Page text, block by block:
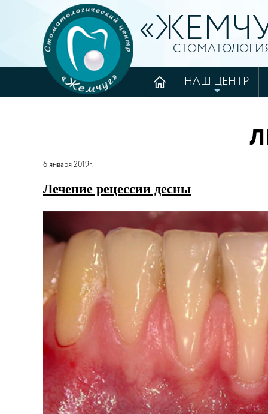
+7 (985) 422-86-
НАШ ЦЕНТР
6 января 2019г.
Лечение рецессии десны